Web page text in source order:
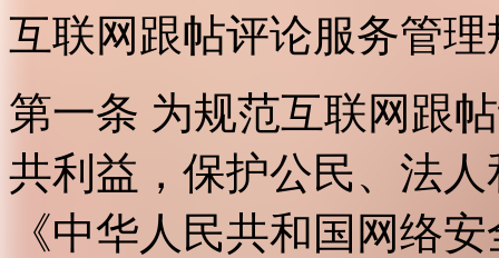
互联网跟帖评论服务管理
第一条 为规范互联网跟
共利益，保护公民、法
《中华人民共和国网络